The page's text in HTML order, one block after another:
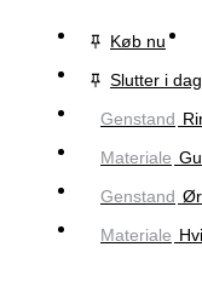
Køb nu
Slutter i dag
Genstand
Materiale
Genstand
Materiale